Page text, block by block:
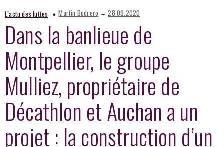
L’actu des luttes Martin Bodrero – 28.09.2020
Dans la banlieue de
Montpellier, le groupe
Mulliez, propriétaire de
Décathlon et Auchan a un
projet : la construction d’un